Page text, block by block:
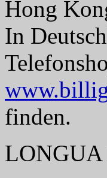
Hong
In
finden.
LONGUA